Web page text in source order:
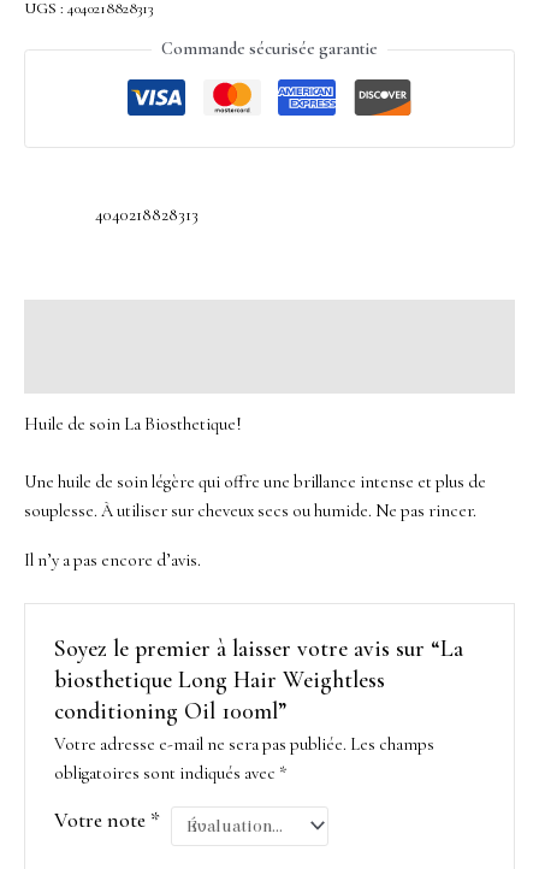
UGS : 4040218828313
Commande sécurisée garantie
4040218828313
Huile de soin La Biosthetique!
Une huile de soin légère qui offre une brillance intense et plus de
souplesse. À utiliser sur cheveux secs ou humide. Ne pas rincer.
Il n’y a pas encore d’avis.
Soyez le premier à laisser votre avis sur “La
biosthetique Long Hair Weightless
conditioning Oil 100ml”
Votre adresse e-mail ne sera pas publiée. Les champs
obligatoires sont indiqués avec *
Votre note *